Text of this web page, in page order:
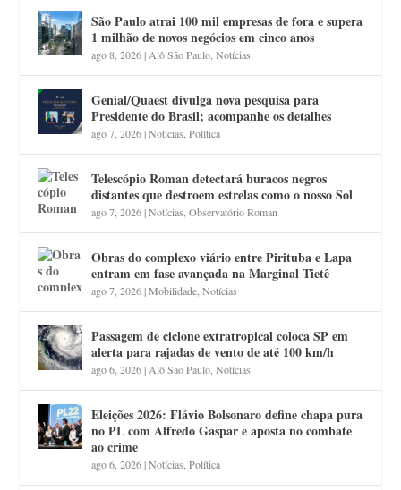
São Paulo atrai 100 mil empresas de fora e supera
1 milhão de novos negócios em cinco anos
ago 8, 2026| Alô São Paulo ,Notícias
Genial/Quaest divulga nova pesquisa para
Presidente do Brasil; acompanhe os detalhes
ago 7, 2026|Notícias ,Política
Telescópio Roman detectará buracos negros
distantes que destroem estrelas como o nosso Sol
ago 7, 2026|Notícias ,Observatório Roman
Obras do complexo viário entre Pirituba e Lapa
entram em fase avançada na Marginal Tietê
ago 7, 2026|Mobilidade ,Notícias
Passagem de ciclone extratropical coloca SP em
alerta para rajadas de vento de até 100 km/h
ago 6, 2026| Alô São Paulo ,Notícias
Eleições 2026: Flávio Bolsonaro define chapa pura
no PL com Alfredo Gaspar e aposta no combate
ao crime
ago 6, 2026|Notícias ,Política